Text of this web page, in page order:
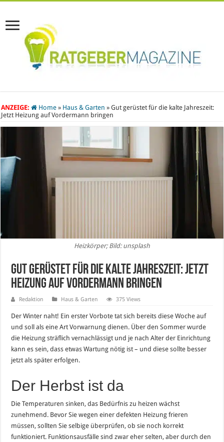
ANZEIGE: Home » Haus & Garten » Gut gerüstet für die kalte Jahreszeit:
Jetzt Heizung auf Vordermann bringen
Heizkörper; Bild: unsplash
Gut gerüstet für die kalte Jahreszeit: Jetzt
Heizung auf Vordermann bringen
Redaktion Haus & Garten 375 Views
Der Winter naht! Ein erster Vorbote tat sich bereits diese Woche auf
und soll als eine Art Vorwarnung dienen. Über den Sommer wurde
die Heizung sträflich vernachlässigt und je nach Alter der Einrichtung
kann es sein, dass etwas Wartung nötig ist – und diese sollte besser
jetzt als später erfolgen.
Der Herbst ist da
Die Temperaturen sinken, das Bedürfnis zu heizen wächst
zunehmend. Bevor Sie wegen einer defekten Heizung frieren
müssen, sollten Sie selbige überprüfen, ob sie noch korrekt
funktioniert. Funktionsausfälle sind zwar eher selten, aber durch den